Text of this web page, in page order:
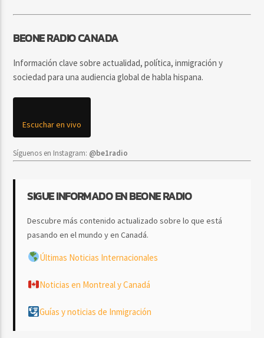
BEONE RADIO CANADA
Información clave sobre actualidad, política, inmigración y
sociedad para una audiencia global de habla hispana.
Escuchar en vivo
Síguenos en Instagram: @be1radio
SIGUE INFORMADO EN BEONE RADIO
Descubre más contenido actualizado sobre lo que está
pasando en el mundo y en Canadá.
Últimas Noticias Internacionales
Noticias en Montreal y Canadá
Guías y noticias de Inmigración